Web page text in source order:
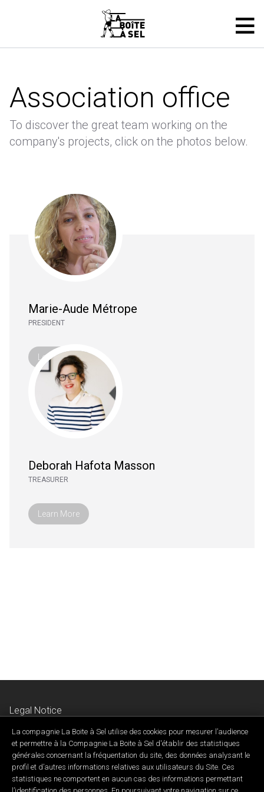
Association office
To discover the great team working on the
company's projects, click on the photos below.
Marie-Aude Métrope
PRESIDENT
Learn More
Deborah Hafota Masson
TREASURER
Learn More
Legal Notice
Contact Us
La compagnie La Boite à Sel utilise des cookies pour mesurer l’audience
et permettre à la Compagnie La Boite à Sel d'établir des statistiques
générales concernant la fréquentation du site, des données analysant le
profil et d’autres informations relatives aux utilisateurs du Site. Ces
statistiques ne comportent en aucun cas des informations permettant